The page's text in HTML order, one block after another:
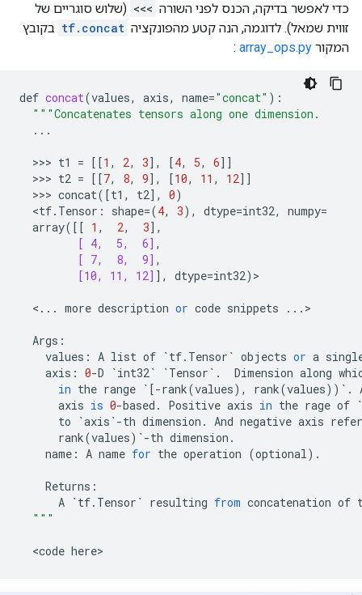
כדי לאפשר בדיקה, הכנס לפני השורה >>> (שלוש סוגריים של
זווית שמאל). לדוגמה, הנה קטע מהפונקציה tf.concat בקובץ
המקור array_ops.py
:
def concat(values, axis, name="concat" ):
"""Concatenates tensors along one dimension.
...
  >>>
t1 = [[1 , 2, 3], [4, 5, 6]]
  >>>
t2 = [[7, 8, 9], [10, 11 , 12]]
  >>>
concat([t1 , t2], 0)
<tf. Tensor : shape=(4, 3), dtype=int32, numpy=
array([[ 1 , 2, 3],
[ 4,  5,  6] ,
[ 7,  8,  9] ,
[10, 11, 12] ], dtype=int32) >
< ... more description or code snippets ... >
Args :
values : A list of `tf. Tensor ` objects or a
axis : 0-D `int32` `Tensor ` . Dimension along
in the range ` [-rank(values), rank(values)) ` .
axis is 0-based . Positive axis in the rage of `
to
`axis `-th dimension . And negative axis
rank(values) `-th dimension .
name : A name for the operation (optional).
Returns :
A `tf. Tensor ` resulting from concatenation of
"""
<code here